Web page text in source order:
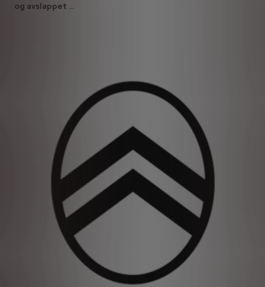
og avslappet …